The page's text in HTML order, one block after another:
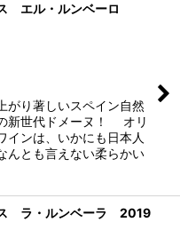
エル・ルンベーロ
り著しいスペイン自然
新世代ドメーヌ！ オリ
インは、いかにも日本人
んとも言えない柔らかい
ス ラ・ルンベーラ 2019